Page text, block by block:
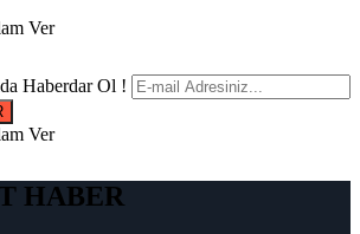
Haberdar Ol !
HABER